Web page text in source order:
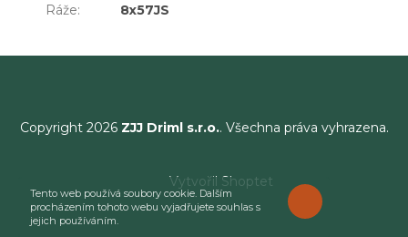
Tento web používá soubory cookie. Dalším
procházením tohoto webu vyjadřujete souhlas s
jejich používáním.
ROZUMÍM
Ráže: 8x57JS
Copyright 2026 ZJJ Driml s.r.o.. Všechna práva vyhrazena.
Vytvořil Shoptet